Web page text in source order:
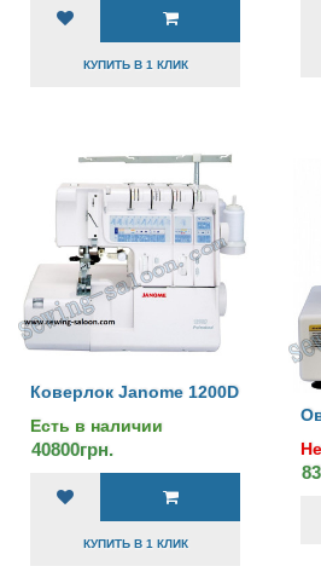
КУПИТЬ В 1 КЛИК
Коверлок Janome 1200D
Есть в наличии
40800грн.
КУПИТЬ В 1 КЛИК